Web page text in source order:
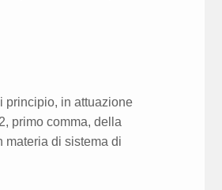
principio, in attuazione
primo comma, della
materia di sistema di